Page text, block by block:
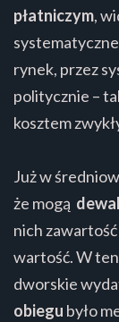
płatniczym,
rynek, przez
politycznie –
kosztem
Już w
że mogą
nich
wartość. W
dworskie
obiegu było